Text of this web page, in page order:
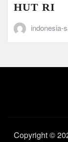
HUT RI
indonesia-
Copyright ©